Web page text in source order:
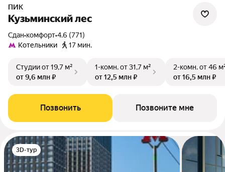
ПИК
Кузьминский лес
Сдан•комфорт•4.6 (771)
Котельники
17 мин.
Студииот 19,7 м²
от 9,6 млн ₽
1-комн.от 31,7 м²
от 12,5 млн ₽
2-комн.от 46
от 16,5 млн ₽
Позвонить Позвоните мне
3D-тур